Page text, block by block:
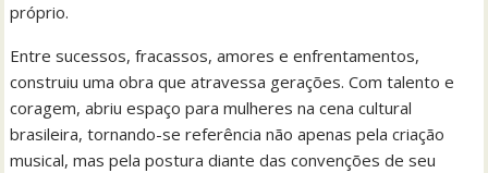
próprio.
Entre sucessos, fracassos, amores e enfrentamentos,
construiu uma obra que atravessa gerações. Com talento e
coragem, abriu espaço para mulheres na cena cultural
brasileira, tornando-se referência não apenas pela criação
musical, mas pela postura diante das convenções de seu